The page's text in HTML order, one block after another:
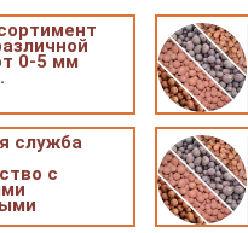
0-5 мм
служба
с